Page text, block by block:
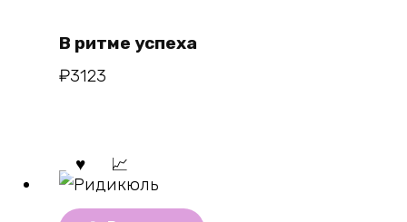
В ритме успеха
₽3123